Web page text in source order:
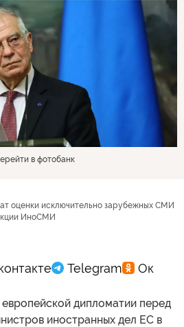
в фотобанк
оценки исключительно зарубежных СМИ
ИноСМИ
дипломатии перед
иностранных дел ЕС в